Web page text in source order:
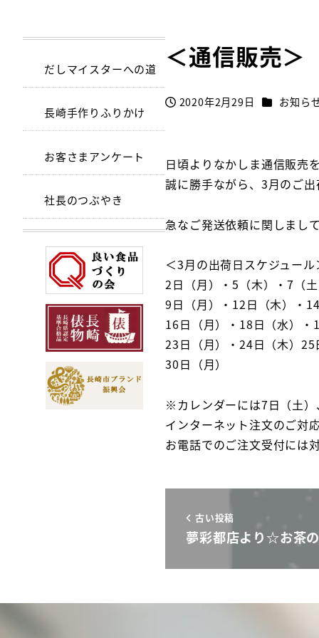
＜通信販売
投稿日
2020年2月29日 カテゴリー
お知ら
日頃よりなかしま通信販売
誠に勝手ながら、3月のご
急なご発送依頼に関しまし
＜3月の出荷日スケジュール
2日（月）・5（木）・7（
9日（月）・12日（木）・
16日（月）・18日（水）
23日（月）・24日（木）
30日（月）
※カレンダーには7日（土
インターネット注文のご対
お電話でのご注文受付には
古い投稿
夢彩都店より☆お茶
だしマイスターへの道
長崎手作りふりかけ
お客さまアンケート
社長のつぶやき